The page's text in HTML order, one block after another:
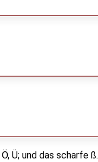
Ü; und das scharfe ß.